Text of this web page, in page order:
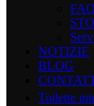
FAQ
NOTIZIE
BLOG
Toilette